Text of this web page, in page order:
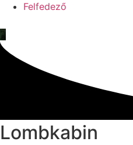
Felfedező
Lombkabin